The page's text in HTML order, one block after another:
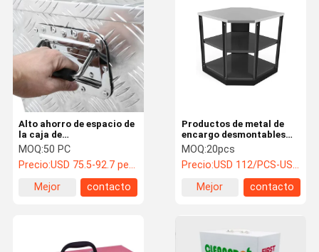
Productos de metal de
encargo desmontables
para la esquina de la
cocina/del comedor/de la
sala de estar
MOQ:20pcs
Precio:USD 112/PCS-USD 127/PCS
Mejor
contacto
Alto ahorro de espacio de
la caja de
almacenamiento de la
herramienta del metal de
la durabilidad con la
manija lateral
MOQ:50 PC
Precio:USD 75.5-92.7 per piece
Mejor
contacto